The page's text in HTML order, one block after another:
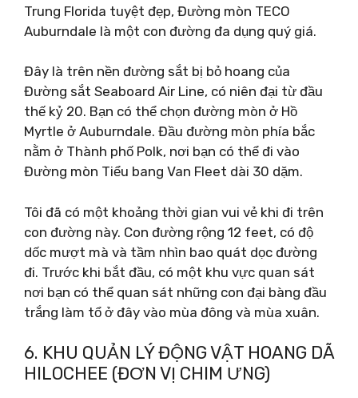
Trung Florida tuyệt đẹp, Đường mòn TECO
Auburndale là một con đường đa dụng quý giá.
Đây là trên nền đường sắt bị bỏ hoang của
Đường sắt Seaboard Air Line, có niên đại từ đầu
thế kỷ 20. Bạn có thể chọn đường mòn ở Hồ
Myrtle ở Auburndale. Đầu đường mòn phía bắc
nằm ở Thành phố Polk, nơi bạn có thể đi vào
Đường mòn Tiểu bang Van Fleet dài 30 dặm.
Tôi đã có một khoảng thời gian vui vẻ khi đi trên
con đường này. Con đường rộng 12 feet, có độ
dốc mượt mà và tầm nhìn bao quát dọc đường
đi. Trước khi bắt đầu, có một khu vực quan sát
nơi bạn có thể quan sát những con đại bàng đầu
trắng làm tổ ở đây vào mùa đông và mùa xuân.
6. KHU QUẢN LÝ ĐỘNG VẬT HOANG DÃ
HILOCHEE (ĐƠN VỊ CHIM ƯNG)